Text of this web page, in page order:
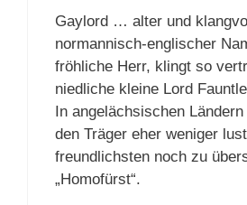
Gaylord … alter und
normannisch-englischer
fröhliche Herr, klingt so
niedliche kleine Lord
In angelächsischen
den Träger eher weniger
freundlichsten noch zu
„Homofürst“.